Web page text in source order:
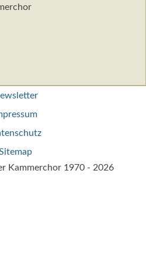
Kammerchor 1970 - 2026